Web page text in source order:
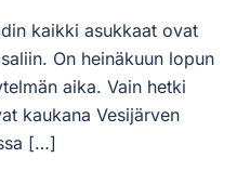
kaikki asukkaat ovat
On heinäkuun lopun
aika. Vain hetki
kaukana Vesijärven
[…]